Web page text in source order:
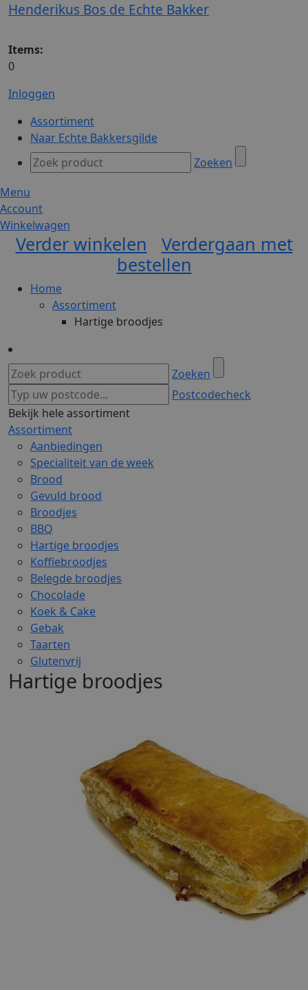
Henderikus Bos de Echte Bakker
Items:
0
Inloggen
Assortiment
Naar Echte Bakkersgilde
Zoeken
Menu
Account
Winkelwagen
Verder winkelen
Verdergaan met
bestellen
Home
Assortiment
Hartige broodjes
Zoeken
Postcodecheck
Bekijk hele assortiment
Assortiment
Aanbiedingen
Specialiteit van de week
Brood
Gevuld brood
Broodjes
BBQ
Hartige broodjes
Koffiebroodjes
Belegde broodjes
Chocolade
Koek & Cake
Gebak
Taarten
Glutenvrij
Hartige broodjes